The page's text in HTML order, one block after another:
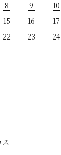
8 9 10
15 16 17
22 23 24
ス